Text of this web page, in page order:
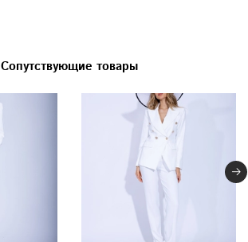
Сопутствующие товары